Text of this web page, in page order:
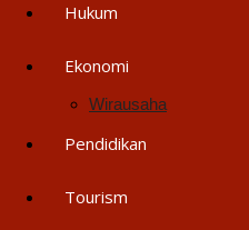
Hukum
Ekonomi
Wirausaha
Pendidikan
Tourism